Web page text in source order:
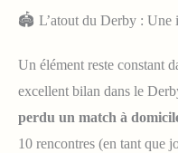
🏟️ L’atout du Derby : Une
Un élément reste constant
excellent bilan dans le
perdu un match à
10 rencontres (en tant que